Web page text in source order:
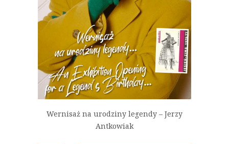
Wernisaż na urodziny legendy – Jerzy
Antkowiak